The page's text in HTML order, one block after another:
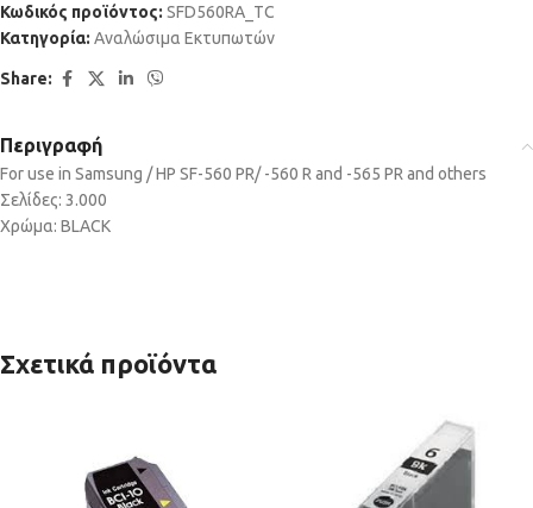
Κωδικός προϊόντος: SFD560RA_TC
Κατηγορία: Αναλώσιμα Εκτυπωτών
Share:
Περιγραφή
For use in Samsung / HP SF-560 PR/ -560 R and -565 PR and others
Σελίδες: 3.000
Χρώμα: BLACK
Σχετικά προϊόντα